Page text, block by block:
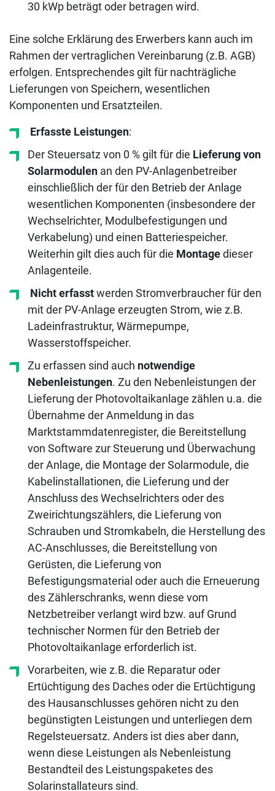
30 kWp beträgt oder betragen wird.
Eine solche Erklärung des Erwerbers kann auch im
Rahmen der vertraglichen Vereinbarung (z.B. AGB)
erfolgen. Entsprechendes gilt für nachträgliche
Lieferungen von Speichern, wesentlichen
Komponenten und Ersatzteilen.
Erfasste Leistungen:
Der Steuersatz von 0 % gilt für die Lieferung von
Solarmodulen an den PV-Anlagenbetreiber
einschließlich der für den Betrieb der Anlage
wesentlichen Komponenten (insbesondere der
Wechselrichter, Modulbefestigungen und
Verkabelung) und einen Batteriespeicher.
Weiterhin gilt dies auch für die Montagedieser
Anlagenteile.
Nicht erfasstwerden Stromverbraucher für den
mit der PV-Anlage erzeugten Strom, wie z.B.
Ladeinfrastruktur, Wärmepumpe,
Wasserstoffspeicher.
Zu erfassen sind auch notwendige
Nebenleistungen. Zu den Nebenleistungen der
Lieferung der Photovoltaikanlage zählen u.a. die
Übernahme der Anmeldung in das
Marktstammdatenregister, die Bereitstellung
von Software zur Steuerung und Überwachung
der Anlage, die Montage der Solarmodule, die
Kabelinstallationen, die Lieferung und der
Anschluss des Wechselrichters oder des
Zweirichtungszählers, die Lieferung von
Schrauben und Stromkabeln, die Herstellung des
AC-Anschlusses, die Bereitstellung von
Gerüsten, die Lieferung von
Befestigungsmaterial oder auch die Erneuerung
des Zählerschranks, wenn diese vom
Netzbetreiber verlangt wird bzw. auf Grund
technischer Normen für den Betrieb der
Photovoltaikanlage erforderlich ist.
Vorarbeiten, wie z.B. die Reparatur oder
Ertüchtigung des Daches oder die Ertüchtigung
des Hausanschlusses gehören nicht zu den
begünstigten Leistungen und unterliegen dem
Regelsteuersatz. Anders ist dies aber dann,
wenn diese Leistungen als Nebenleistung
Bestandteil des Leistungspaketes des
Solarinstallateurs sind.